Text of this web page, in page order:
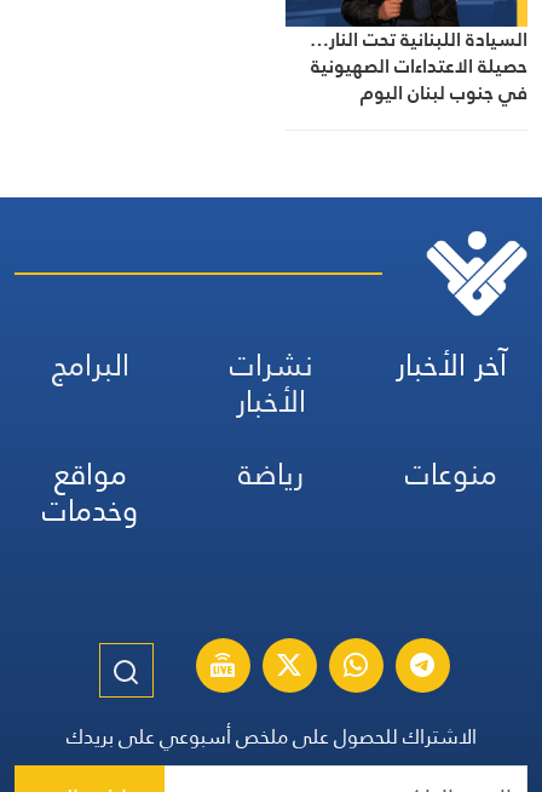
السيادة اللبنانية تحت النار…
حصيلة الاعتداءات الصهيونية
في جنوب لبنان اليوم
آخر الأخبار نشرات
الأخبار
البرامج
منوعات
رياضة مواقع
وخدمات
الاشتراك للحصول على ملخص أسبوعي على بريدك